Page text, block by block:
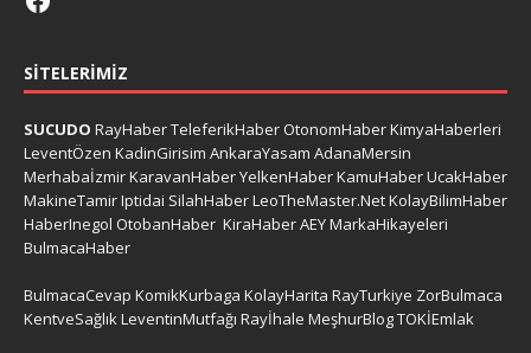
SITELERIMIZ
SUCUDO RayHaberTeleferikHaber OtonomHaberKimyaHaberleri
LeventÖzen KadinGirisim AnkaraYasam AdanaMersin
MerhabaİzmirKaravanHaberYelkenHaberKamuHaberUcakHaber
MakineTamirIptidai SilahHaberLeoTheMaster.NetKolayBilimHaber
HaberInegol OtobanHaber KiraHaberAEYMarkaHikayeleri
BulmacaHaber
BulmacaCevap KomikKurbaga KolayHarita RayTurkiye ZorBulmaca
KentveSağlık LeventinMutfağı Rayİhale MeşhurBlogTOKİEmlak